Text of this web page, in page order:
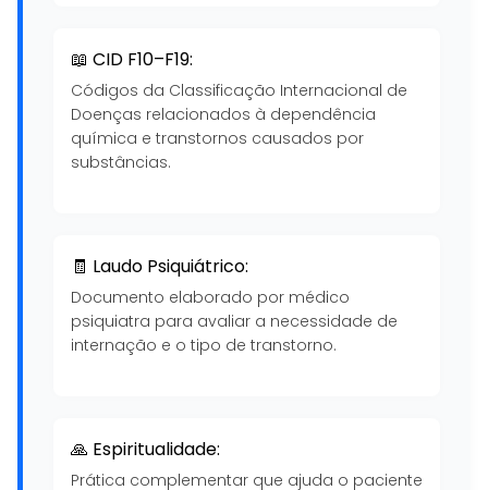
📖 CID F10–F19:
Códigos da Classificação Internacional de
Doenças relacionados à dependência
química e transtornos causados por
substâncias.
🧾 Laudo Psiquiátrico:
Documento elaborado por médico
psiquiatra para avaliar a necessidade de
internação e o tipo de transtorno.
🙏 Espiritualidade:
Prática complementar que ajuda o paciente